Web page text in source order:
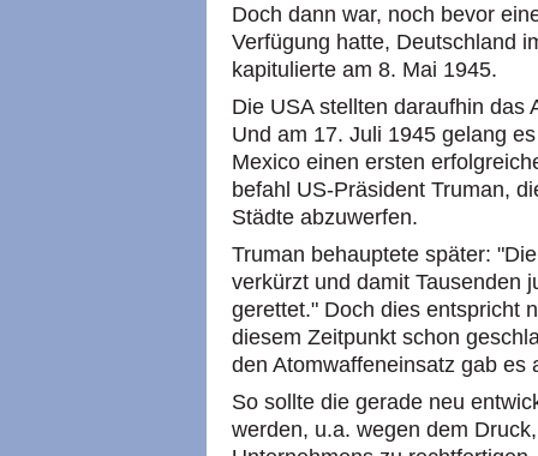
Doch dann war, noch bevor
Verfügung hatte, Deutschland
kapitulierte am 8. Mai 1945.
Die USA stellten daraufhin das
Und am 17. Juli 1945 gelang
Mexico einen ersten
befahl US-Präsident Truman,
Städte abzuwerfen.
Truman behauptete später:
verkürzt und damit Tausenden
gerettet." Doch dies entspricht
diesem Zeitpunkt schon
den Atomwaffeneinsatz gab es
So sollte die gerade neu
werden, u.a. wegen dem